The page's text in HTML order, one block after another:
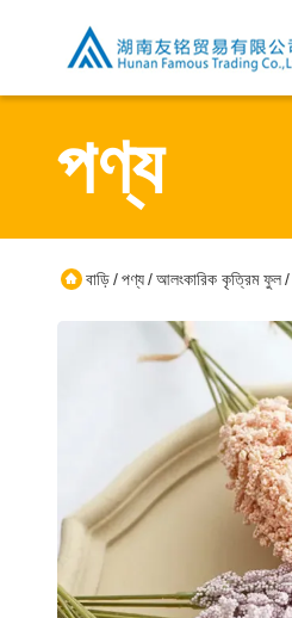
পণ্য
বাড়ি/পণ্য/আলংকারিক কৃত্রিম ফুল/